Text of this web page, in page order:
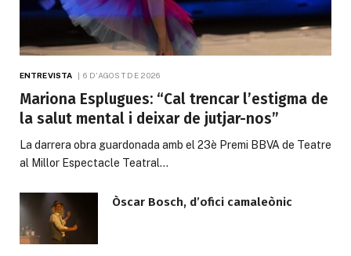
ENTREVISTA 6 D'AGOST DE 2026
Mariona Esplugues: “Cal trencar l’estigma de
la salut mental i deixar de jutjar-nos”
La darrera obra guardonada amb el 23è Premi BBVA de Teatre
al Millor Espectacle Teatral…
Òscar Bosch, d’ofici camaleònic